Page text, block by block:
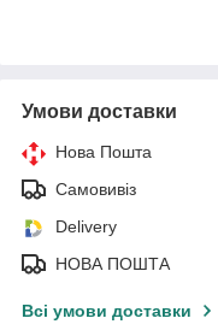
Умови доставки
Нова Пошта
Самовивіз
Delivery
НОВА ПОШТА
Всі умови доставки